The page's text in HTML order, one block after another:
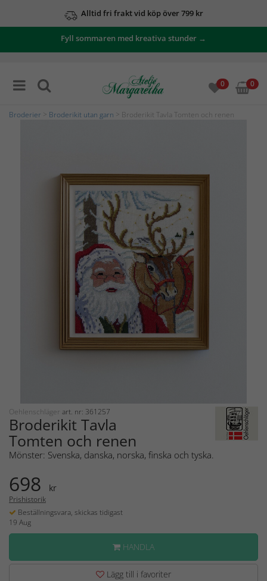
Alltid fri frakt vid köp över 799 kr
Fyll sommaren med kreativa stunder →
0 0
Broderier Broderikit utan garn > Broderikit Tavla Tomten och renen
Oehlenschläger art. nr: 361257
Broderikit Tavla
Tomten och renen
Mönster: Svenska, danska, norska, finska och tyska.
698 kr
Prishistorik
Beställningsvara, skickas tidigast
19 Aug
HANDLA
Lägg till i favoriter